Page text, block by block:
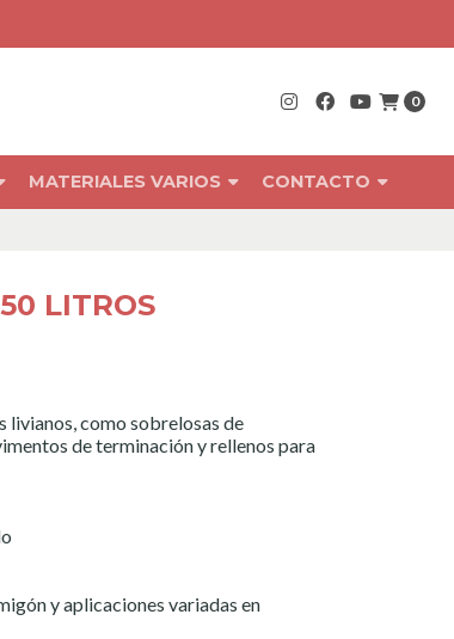
0
MATERIALES VARIOS CONTACTO
LITROS
livianos, como sobrelosas de
de terminación y rellenos para
y aplicaciones variadas en